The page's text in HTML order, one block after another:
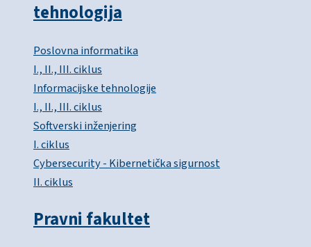
tehnologija
Poslovna informatika
I., II., III. ciklus
Informacijske tehnologije
I., II., III. ciklus
Softverski inženjering
I. ciklus
Cybersecurity - Kibernetička sigurnost
II. ciklus
Pravni fakultet